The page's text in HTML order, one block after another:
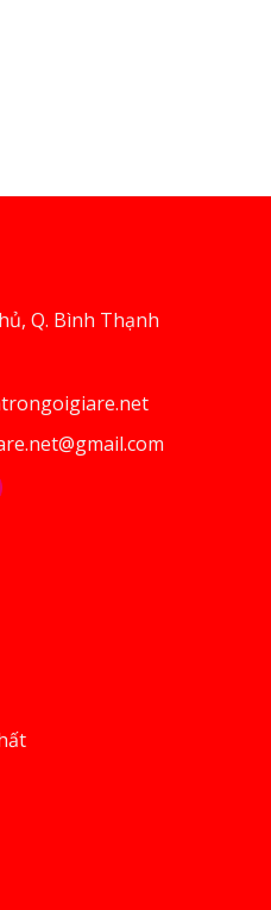
Q. Bình Thạnh